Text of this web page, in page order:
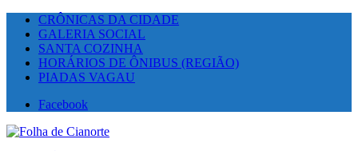
CRÔNICAS DA CIDADE
GALERIA SOCIAL
SANTA COZINHA
HORÁRIOS DE ÔNIBUS (REGIÃO)
PIADAS VAGAU
Facebook